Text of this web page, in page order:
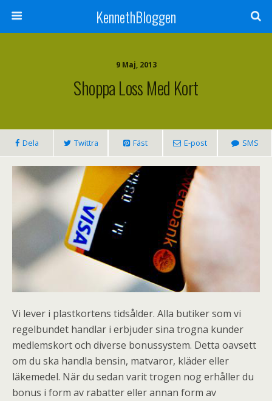
KennethBloggen
9 Maj, 2013
Shoppa Loss Med Kort
Dela Twittra Fäst E-post SMS
Vi lever i plastkortens tidsålder. Alla butiker som vi
regelbundet handlar i erbjuder sina trogna kunder
medlemskort och diverse bonussystem. Detta oavsett
om du ska handla bensin, matvaror, kläder eller
läkemedel. När du sedan varit trogen nog erhåller du
bonus i form av rabatter eller annan form av